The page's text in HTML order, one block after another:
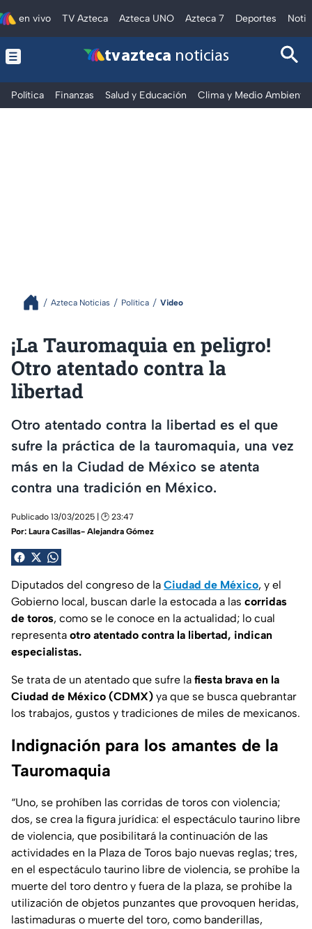
en vivo TV Azteca Azteca UNO Azteca 7 Deportes
tv azteca noticias
Política Finanzas Salud y Educación Clima y Medio Ambiente
Azteca Noticias Política Video
¡La Tauromaquia en peligro!
Otro atentado contra la
libertad
Otro atentado contra la libertad es el que
sufre la práctica de la tauromaquia, una vez
más en la Ciudad de México se atenta
contra una tradición en México.
Publicado 13/03/2025 | 🕑 23:47
Por: Laura Casillas- Alejandra Gómez
Diputados del congreso de la Ciudad de México, y el
Gobierno local, buscan darle la estocada a las corridas
de toros, como se le conoce en la actualidad; lo cual
representa otro atentado contra la libertad, indican
especialistas.
Se trata de un atentado que sufre la fiesta brava en la
Ciudad de México (CDMX) ya que se busca quebrantar
los trabajos, gustos y tradiciones de miles de mexicanos.
Indignación para los amantes de la
Tauromaquia
“Uno, se prohíben las corridas de toros con violencia;
dos, se crea la figura jurídica: el espectáculo taurino libre
de violencia, que posibilitará la continuación de las
actividades en la Plaza de Toros bajo nuevas reglas; tres,
en el espectáculo taurino libre de violencia, se prohíbe la
muerte del toro dentro y fuera de la plaza, se prohíbe la
utilización de objetos punzantes que provoquen heridas,
lastimaduras o muerte del toro, como banderillas,